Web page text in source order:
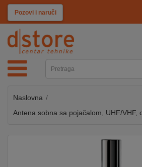
Pozovi i naruči
KATEGORIJE
TV
SAT
MOBILNI
UREĐAJI
Naslovna
Antena sobna sa pojačalom, UHF/VHF,